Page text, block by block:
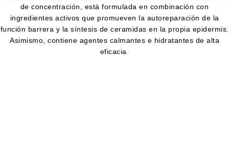
de concentración, está formulada en combinación con
ingredientes activos que promueven la autoreparación de la
función barrera y la síntesis de ceramidas en la propia epidermis.
Asimismo, contiene agentes calmantes e hidratantes de alta
eficacia.